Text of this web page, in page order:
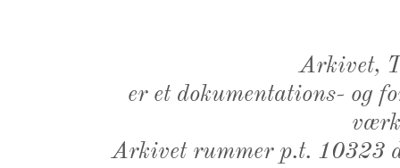
Arkivet,
er et dokumentations- og
Arkivet rummer p.t. 10323